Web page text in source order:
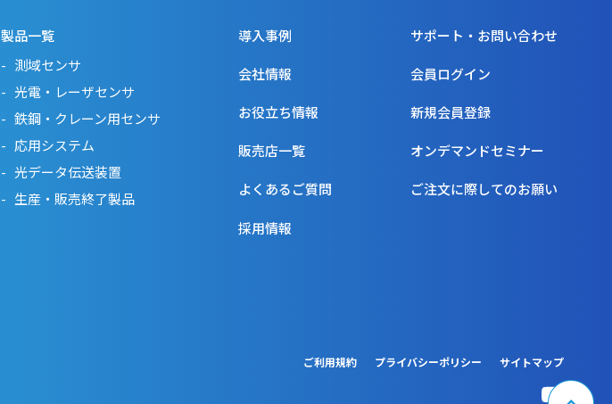
製品一覧
測域センサ
光電・レーザセンサ
鉄鋼・クレーン用センサ
応用システム
光データ伝送装置
生産・販売終了製品
導入事例
会社情報
お役立ち情報
販売店一覧
よくあるご質問
採用情報
サポート・お問い合わせ
会員ログイン
新規会員登録
オンデマンドセミナー
ご注文に際してのお願い
ご利用規約 プライバシーポリシー サイトマップ